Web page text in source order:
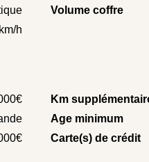
h
Volume coffre
Km
Age minimum
Carte(s) de crédit